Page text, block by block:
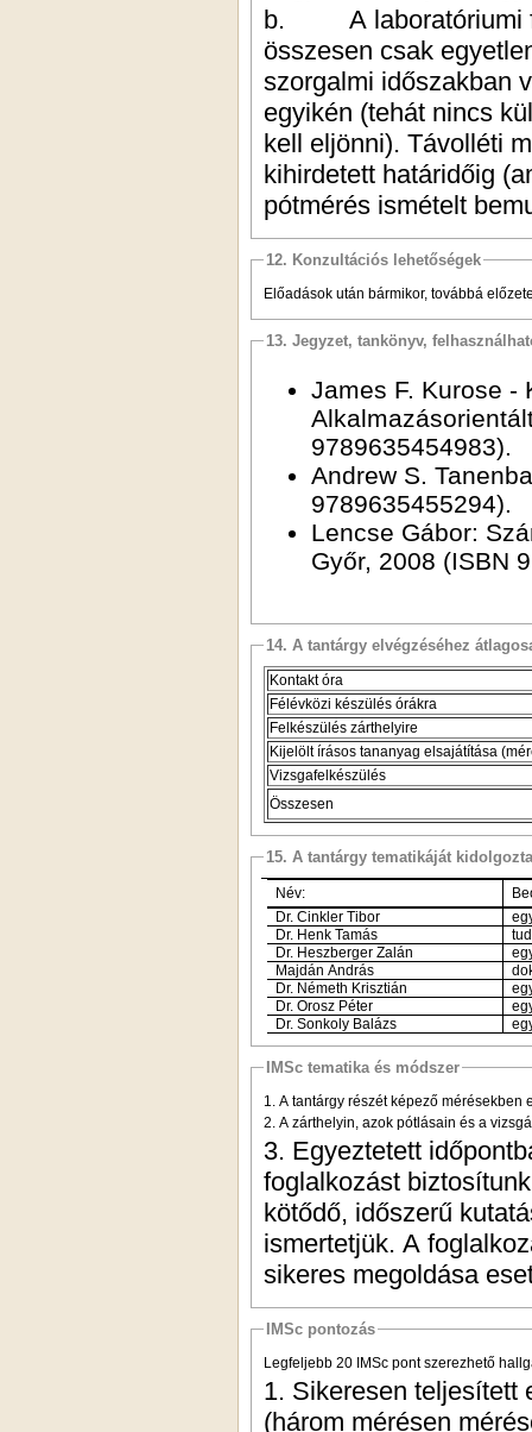
b.
A laboratóriumi
összesen csak
szorgalmi időszakban
egyikén (tehát nincs
kell eljönni). Távolléti
kihirdetett határidőig
pótmérés ismételt
12. Konzultációs lehetőségek
Előadások után bármikor, továbbá
13. Jegyzet, tankönyv,
James F. Kurose - Keith W. Ross:
Alkalmazásorientált
9789635454983).
Andrew S. Tanenbaum: Számítógép-hálózatok,
9789635455294).
Lencse Gábor: Számítógép
Győr, 2008 (ISBN
14. A tantárgy elvégzéséhez
Kontakt óra
Félévközi készülés órákra
Felkészülés zárthelyire
Kijelölt írásos tananyag elsajátítása
Vizsgafelkészülés
Összesen
15. A tantárgy tematikáját kidolgozta
Név:
Dr. Cinkler Tibor
Dr. Henk Tamás
Dr. Heszberger Zalán
Majdán András
Dr. Németh Krisztián
Dr. Orosz Péter
Dr. Sonkoly Balázs
IMSc tematika és módszer
1. A tantárgy részét képező
2. A zárthelyin, azok pótlásain és a
3. Egyeztetett
foglalkozást
kötődő, időszerű
ismertetjük. A
sikeres megoldása
IMSc pontozás
Legfeljebb 20 IMSc pont szerezhető
1. Sikeresen teljesített
(három mérésen